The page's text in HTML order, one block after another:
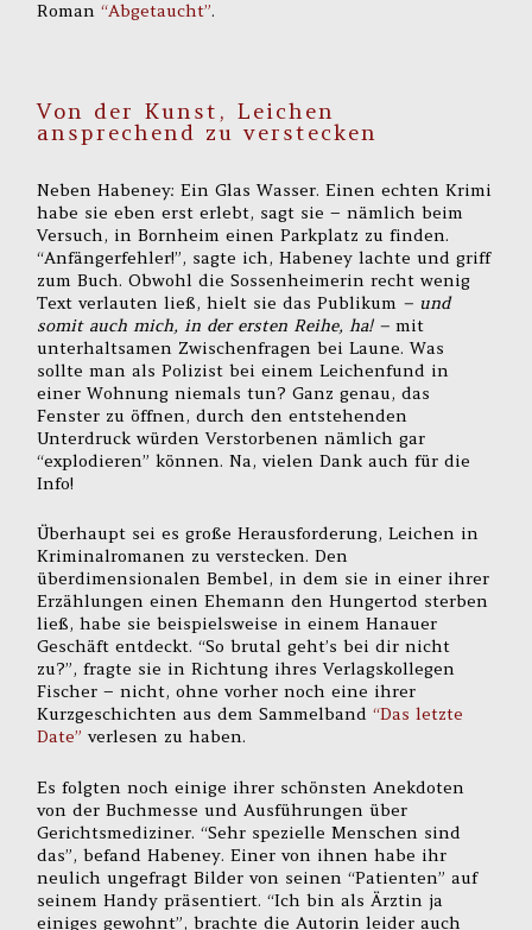
Roman“Abgetaucht”.
Von der Kunst, Leichen
ansprechend zu verstecken
Neben Habeney: Ein Glas Wasser. Einen echten Krimi
habe sie eben erst erlebt, sagt sie – nämlich beim
Versuch, in Bornheim einen Parkplatz zu finden.
“Anfängerfehler!”, sagte ich, Habeney lachte und griff
zum Buch. Obwohl die Sossenheimerin recht wenig
Text verlauten ließ, hielt sie das Publikum – und
somit auch mich, in der ersten Reihe, ha! – mit
unterhaltsamen Zwischenfragen bei Laune. Was
sollte man als Polizist bei einem Leichenfund in
einer Wohnung niemals tun? Ganz genau, das
Fenster zu öffnen, durch den entstehenden
Unterdruck würden Verstorbenen nämlich gar
“explodieren” können. Na, vielen Dank auch für die
Info!
Überhaupt sei es große Herausforderung, Leichen in
Kriminalromanen zu verstecken. Den
überdimensionalen Bembel, in dem sie in einer ihrer
Erzählungen einen Ehemann den Hungertod sterben
ließ, habe sie beispielsweise in einem Hanauer
Geschäft entdeckt. “So brutal geht’s bei dir nicht
zu?”, fragte sie in Richtung ihres Verlagskollegen
Fischer – nicht, ohne vorher noch eine ihrer
Kurzgeschichten aus dem Sammelband“Das letzte
Date” verlesen zu haben.
Es folgten noch einige ihrer schönsten Anekdoten
von der Buchmesse und Ausführungen über
Gerichtsmediziner. “Sehr spezielle Menschen sind
das”, befand Habeney. Einer von ihnen habe ihr
neulich ungefragt Bilder von seinen “Patienten” auf
seinem Handy präsentiert. “Ich bin als Ärztin ja
einiges gewohnt”, brachte die Autorin leider auch